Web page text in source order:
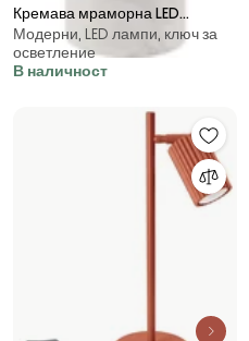
Кремава мраморна LED
затъмняваща се настолна
лампа с метален абажур
(височина 25,5 cm) Asteria
Модерни, LED лампи, ключ за
осветление
В наличност